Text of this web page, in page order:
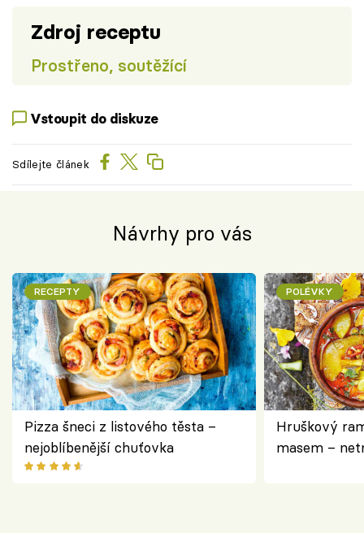
Zdroj receptu
Prostřeno, soutěžící
Vstoupit do diskuze
Sdílejte článek
Návrhy pro vás
RECEPTY
Pizza šneci z listového těsta –
nejoblíbenější chuťovka
POLÉVKY
Hruškový
masem –